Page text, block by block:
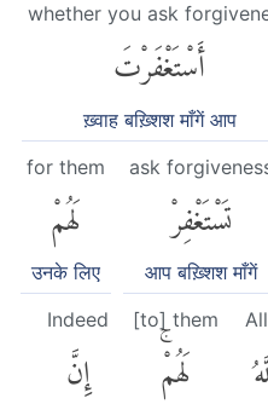
whether you ask
أَسْتَغْفَرْتَ
ख़्वाह बख़्शिश माँगें आप
ask
تَسْتَغْفِرْ
आप बख़्शिश माँगें
for them
لَهُمْ
उनके लिए
[to] them
لَهُمْۚ
Indeed
إِنَّ